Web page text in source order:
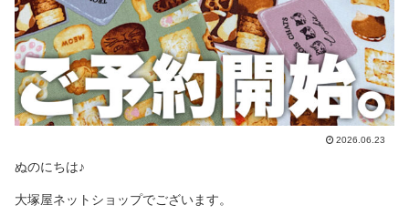
2026.06.23
ぬのにちは♪
大塚屋ネットショップでございます。